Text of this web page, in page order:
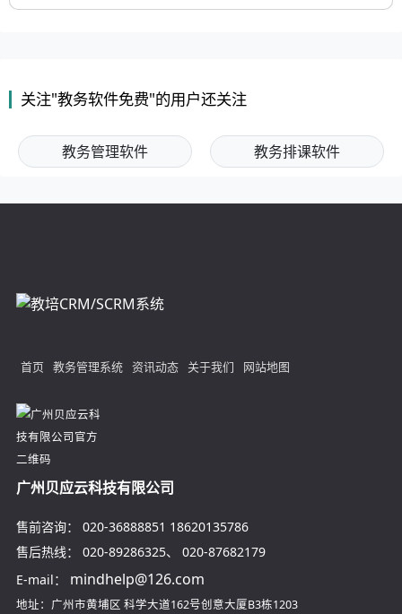
关注"教务软件免费"的用户还关注
教务管理软件 教务排课软件
首页 教务管理系统 资讯动态 关于我们 网站地图
广州贝应云科技有限公司
售前咨询： 020-36888851 18620135786
售后热线：
020-89286325、 020-87682179
E-mail：
mindhelp@126.com
地址：广州市黄埔区 科学大道162号创意大厦B3栋1203